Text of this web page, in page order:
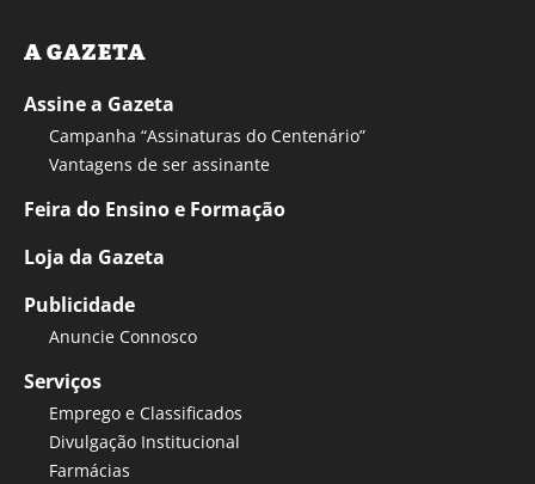
A GAZETA
Assine a Gazeta
Campanha “Assinaturas do Centenário”
Vantagens de ser assinante
Feira do Ensino e Formação
Loja da Gazeta
Publicidade
Anuncie Connosco
Serviços
Emprego e Classificados
Divulgação Institucional
Farmácias